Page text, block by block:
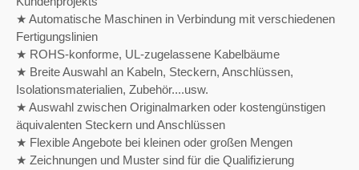
★ Automatische Maschinen in Verbindung mit verschiedenen
Fertigungslinien
★ ROHS-konforme, UL-zugelassene Kabelbäume
★ Breite Auswahl an Kabeln, Steckern, Anschlüssen,
Isolationsmaterialien, Zubehör....usw.
★ Auswahl zwischen Originalmarken oder kostengünstigen
äquivalenten Steckern und Anschlüssen
★ Flexible Angebote bei kleinen oder großen Mengen
★ Zeichnungen und Muster sind für die Qualifizierung